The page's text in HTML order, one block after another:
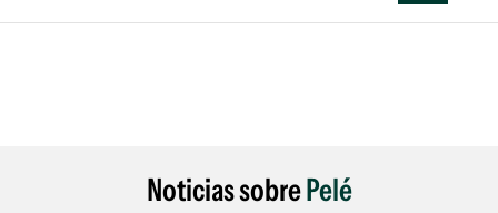
ARGENTINA
Noticias sobrePelé